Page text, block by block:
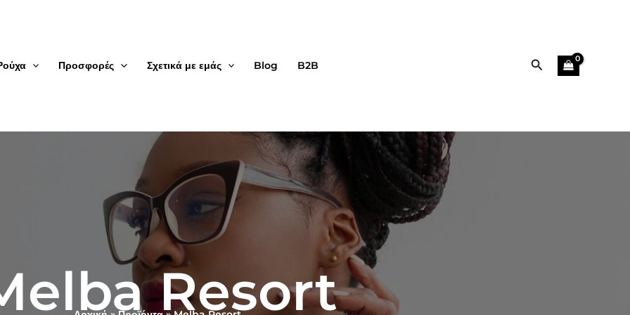
Προσφορές Σχετικά με εμάς Blog B2B Αναζήτηση
Resort